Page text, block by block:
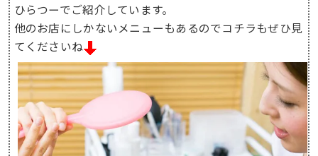
ひらつーでご紹介しています。
他のお店にしかないメニューもあるのでコチラもぜひ見
てくださいね